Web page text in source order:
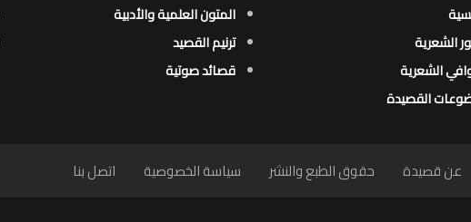
الشعرية​
الشعرية​
القصيدة​
المتون العلمية والأدبية
ترنيم القصيد
قصائد صوتية
عن قصيدة حقوق الطبع والنشر سياسة الخصوصية اتصل بنا